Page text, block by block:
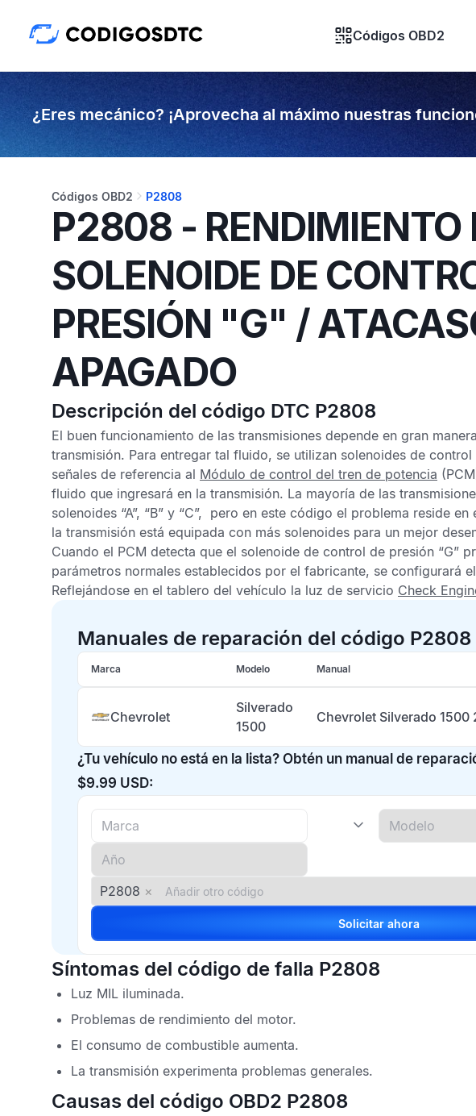
Códigos OBD2
¿Eres mecánico? ¡Aprovecha al máximo nuestras
Códigos OBD2 P2808
P2808 - RENDIMIENTO
SOLENOIDE DE
PRESIÓN "G" /
APAGADO
Descripción del código DTC P2808
El buen funcionamiento de las transmisiones depende en gran
transmisión. Para entregar tal fluido, se utilizan solenoides de
señales de referencia al Módulo de control del tren de potencia
fluido que ingresará en la transmisión. La mayoría de las
solenoides “A”, “B” y “C”, pero en este código el problema reside
la transmisión está equipada con más solenoides para un mejor
Cuando el PCM detecta que el solenoide de control de presión “G”
parámetros normales establecidos por el fabricante, se configurará el
Reflejándose en el tablero del vehículo la luz de servicio Check
Manuales de reparación del código P2808
Marca Modelo Manual
Chevrolet
Silverado
1500
Chevrolet Silverado 1500
¿Tu vehículo no está en la lista? Obtén un manual de
$9.99 USD:
P2808 ×
Solicitar ahora
Síntomas del código de falla P2808
Luz MIL iluminada.
Problemas de rendimiento del motor.
El consumo de combustible aumenta.
La transmisión experimenta problemas generales.
Causas del código OBD2 P2808